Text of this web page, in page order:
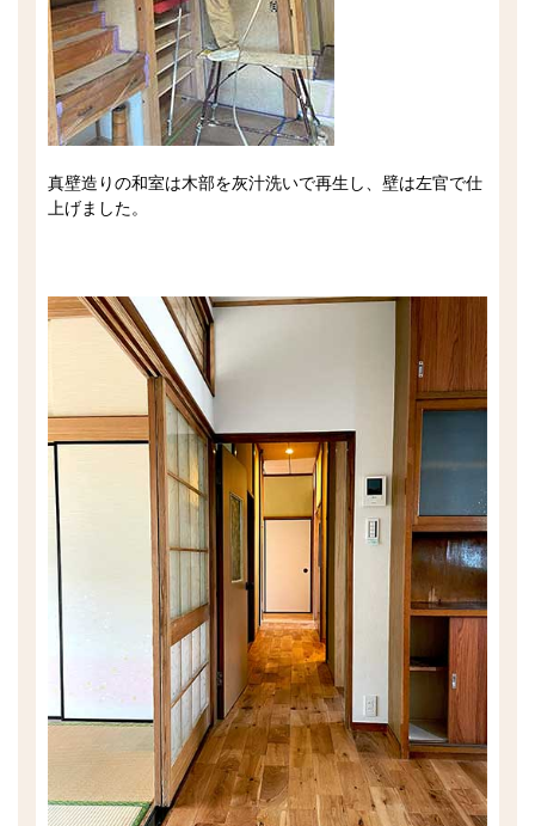
真壁造りの和室は木部を灰汁洗いで再生し、壁は左官で仕
上げました。